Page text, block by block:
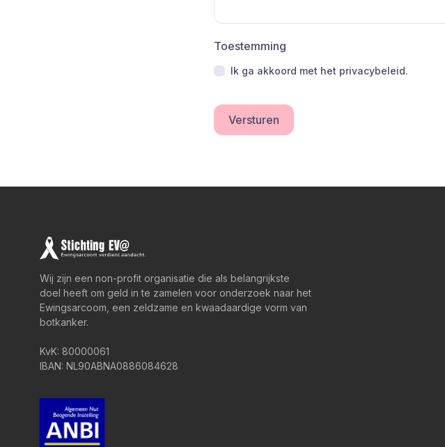
Toestemming
Ik ga akkoord met het privacybeleid.
Wij zijn een non-profit organisatie die als belangrijkste
doel heeft om geld in te zamelen voor onderzoek naar het
Ewingsarcoom, een zeldzame en kwaadaardige vorm van
botkanker.
KvK: 80000061
IBAN: NL90ABNA0886084628